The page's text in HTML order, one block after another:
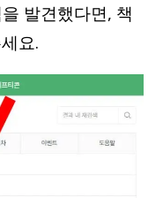
발견했다면, 책
요.